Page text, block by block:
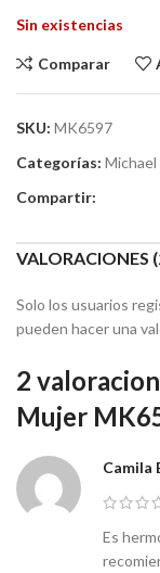
Sin existencias
Comparar
SKU: MK6597
Categorías: Michael
Compartir:
VALORACIONES
2
Mujer
Camila
Es
Solo los usuarios
pueden hacer una